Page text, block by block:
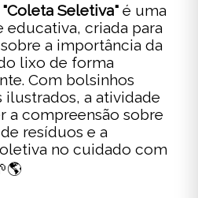
Seletiva" é uma
educativa, criada para
a importância da
lixo de forma
Com bolsinhos
a atividade
a compreensão sobre
resíduos e a
no cuidado com